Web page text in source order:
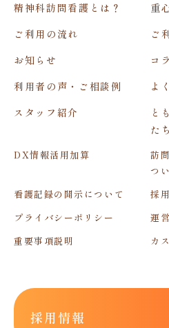
精神科訪問看護とは？
重
ご利用の流れ
ご
お知らせ
コ
利用者の声・ご相談例
よ
スタッフ紹介
と
たち
DX情報活用加算
訪
つ
看護記録の開示について
採
プライバシーポリシー
運
重要事項説明
カ
採用情報